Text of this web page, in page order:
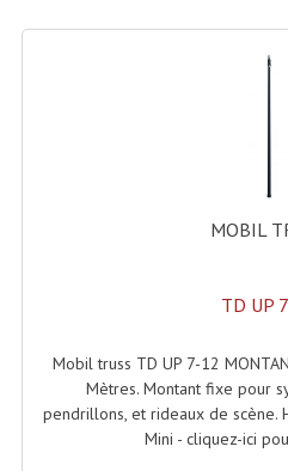
Microphones
Microphones
Multi-Effets,
Peripheriques
Portes Voix
MOBIL
TD UP
Mobil truss TD UP 7-12
Mètres. Montant fixe pour
pendrillons, et rideaux de scène.
Mini - cliquez-ici